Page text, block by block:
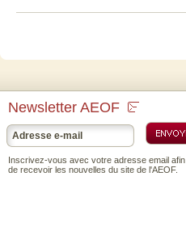
Newsletter AEOF
Inscrivez-vous avec votre adresse email afin
de recevoir les nouvelles du site de l'AEOF.